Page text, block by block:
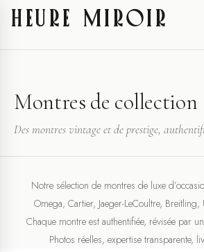
HEURE MIROIR
Montres de collection
Des montres vintage et de prestige,
Notre sélection de montres de luxe
Omega, Cartier, Jaeger-LeCoultre,
Chaque montre est authentifiée, révisée par
Photos réelles, expertise transparente,